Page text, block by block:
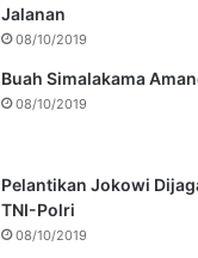
Jalanan
08/10/2019
Buah Simalakama
08/10/2019
Pelantikan Jokowi
TNI-Polri
08/10/2019